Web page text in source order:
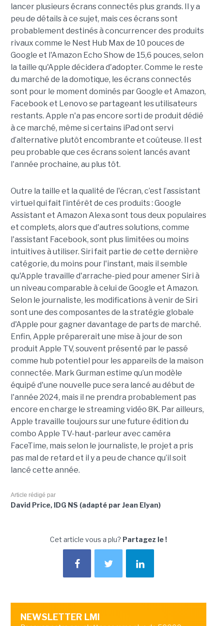
lancer plusieurs écrans connectés plus grands. Il y a
peu de détails à ce sujet, mais ces écrans sont
probablement destinés à concurrencer des produits
rivaux comme le Nest Hub Max de 10 pouces de
Google et l'Amazon Echo Show de 15,6 pouces, selon
la taille qu'Apple décidera d'adopter. Comme le reste
du marché de la domotique, les écrans connectés
sont pour le moment dominés par Google et Amazon,
Facebook et Lenovo se partageant les utilisateurs
restants. Apple n'a pas encore sorti de produit dédié
à ce marché, même si certains iPad ont servi
d’alternative plutôt encombrante et coûteuse. Il est
peu probable que ces écrans soient lancés avant
l'année prochaine, au plus tôt.
Outre la taille et la qualité de l'écran, c’est l’assistant
virtuel qui fait l’intérêt de ces produits : Google
Assistant et Amazon Alexa sont tous deux populaires
et complets, alors que d'autres solutions, comme
l'assistant Facebook, sont plus limitées ou moins
intuitives à utiliser. Siri fait partie de cette dernière
catégorie, du moins pour l'instant, mais il semble
qu'Apple travaille d'arrache-pied pour amener Siri à
un niveau comparable à celui de Google et Amazon.
Selon le journaliste, les modifications à venir de Siri
sont une des composantes de la stratégie globale
d'Apple pour gagner davantage de parts de marché.
Enfin, Apple préparerait une mise à jour de son
produit Apple TV, souvent présenté par le passé
comme hub potentiel pour les appareils de la maison
connectée. Mark Gurman estime qu’un modèle
équipé d'une nouvelle puce sera lancé au début de
l'année 2024, mais il ne prendra probablement pas
encore en charge le streaming vidéo 8K. Par ailleurs,
Apple travaille toujours sur une future édition du
combo Apple TV-haut-parleur avec caméra
FaceTime, mais selon le journaliste, le projet a pris
pas mal de retard et il y a peu de chance qu’il soit
lancé cette année.
Article rédigé par
David Price, IDG NS (adapté par Jean Elyan)
Cet article vous a plu? Partagez le !
NEWSLETTER LMI